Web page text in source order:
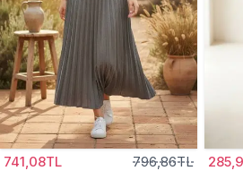
741,08TL 796,86TL